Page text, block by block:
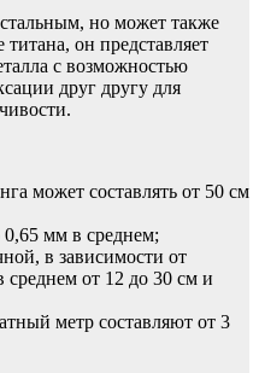
но может также
он представляет
с возможностью
друг другу для
может составлять от 50 см
мм в среднем;
в зависимости от
среднем от 12 до 30 см и
метр составляют от 3